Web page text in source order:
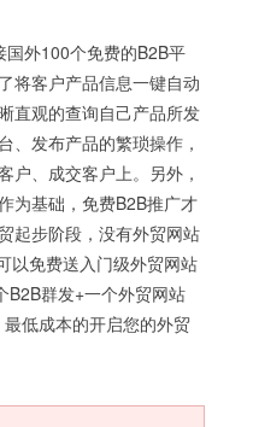
国外100个免费的B2B平
将客户产品信息一键自动
直观的查询自己产品所发
、发布产品的繁琐操作，
户、成交客户上。另外，
为基础，免费B2B推广才
起步阶段，没有外贸网站
以免费送入门级外贸网站
B2B群发+一个外贸网站
低成本的开启您的外贸